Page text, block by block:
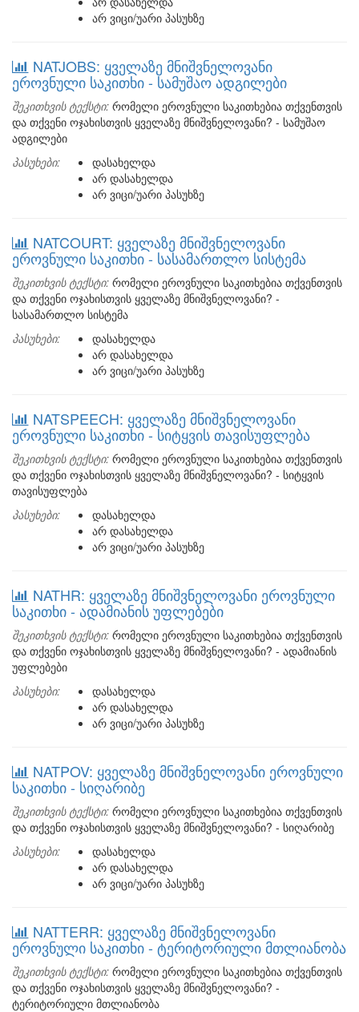
არ ვიცი/უარი პასუხზე
NATJOBS: ყველაზე მნიშვნელოვანი
ეროვნული საკითხი - სამუშაო ადგილები
შეკითხვის ტექსტი: რომელი ეროვნული საკითხებია თქვენთვის
და თქვენი ოჯახისთვის ყველაზე მნიშვნელოვანი? - სამუშაო
ადგილები
პასუხები:
დასახელდა
არ დასახელდა
არ ვიცი/უარი პასუხზე
NATCOURT: ყველაზე მნიშვნელოვანი
ეროვნული საკითხი - სასამართლო სისტემა
შეკითხვის ტექსტი: რომელი ეროვნული საკითხებია თქვენთვის
და თქვენი ოჯახისთვის ყველაზე მნიშვნელოვანი? -
სასამართლო სისტემა
პასუხები:
დასახელდა
არ დასახელდა
არ ვიცი/უარი პასუხზე
NATSPEECH: ყველაზე მნიშვნელოვანი
ეროვნული საკითხი - სიტყვის თავისუფლება
შეკითხვის ტექსტი: რომელი ეროვნული საკითხებია თქვენთვის
და თქვენი ოჯახისთვის ყველაზე მნიშვნელოვანი? - სიტყვის
თავისუფლება
პასუხები:
დასახელდა
არ დასახელდა
არ ვიცი/უარი პასუხზე
NATHR: ყველაზე მნიშვნელოვანი ეროვნული
საკითხი - ადამიანის უფლებები
შეკითხვის ტექსტი: რომელი ეროვნული საკითხებია თქვენთვის
და თქვენი ოჯახისთვის ყველაზე მნიშვნელოვანი? - ადამიანის
უფლებები
პასუხები:
დასახელდა
არ დასახელდა
არ ვიცი/უარი პასუხზე
NATPOV: ყველაზე მნიშვნელოვანი ეროვნული
საკითხი - სიღარიბე
შეკითხვის ტექსტი: რომელი ეროვნული საკითხებია თქვენთვის
და თქვენი ოჯახისთვის ყველაზე მნიშვნელოვანი? - სიღარიბე
პასუხები:
დასახელდა
არ დასახელდა
არ ვიცი/უარი პასუხზე
NATTERR: ყველაზე მნიშვნელოვანი
ეროვნული საკითხი - ტერიტორიული მთლიანობა
შეკითხვის ტექსტი: რომელი ეროვნული საკითხებია თქვენთვის
და თქვენი ოჯახისთვის ყველაზე მნიშვნელოვანი? -
ტერიტორიული მთლიანობა